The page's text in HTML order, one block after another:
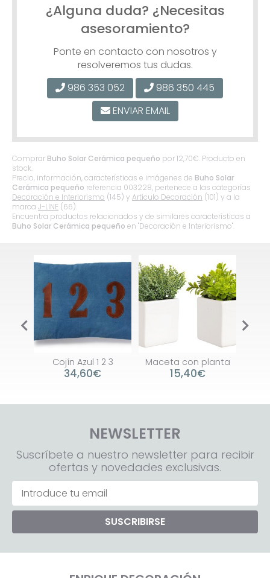
Comprar Buho Solar Cerámica pequeño por12,70€. Producto en
stock.
Precio, información, características e imágenes de Buho Solar
Cerámica pequeño referencia 003228, pertenece a las categorías
Decoración e Interiorismo (145) y Artículo Decoración (101) y a la
marca J-LINE (66).
Encuentra productos relacionados y de similares características a
Buho Solar Cerámica pequeño en "Decoración e Interiorismo".
¿Alguna duda? ¿Necesitas
asesoramiento?
Ponte en contacto con nosotros y
resolveremos tus dudas.
986 353 052
986 350 445
ENVIAR EMAIL
Cojín Azul 1 2 3
34,60€
Maceta con planta
15,40€
NEWSLETTER
Suscríbete a nuestro newsletter para recibir
ofertas y novedades exclusivas.
SUSCRIBIRSE